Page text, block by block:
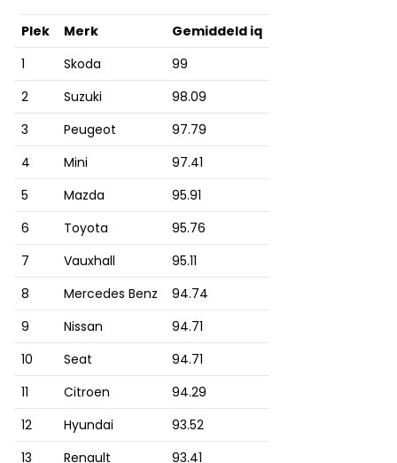
Plek Merk
Gemiddeld iq
1
Skoda
99
2
Suzuki
98.09
3
Peugeot
97.79
4
Mini
97.41
5
Mazda
95.91
6
Toyota
95.76
7
Vauxhall
95.11
8
Mercedes Benz
94.74
9
Nissan
94.71
10
Seat
94.71
11
Citroen
94.29
12
Hyundai
93.52
13
Renault
93.41